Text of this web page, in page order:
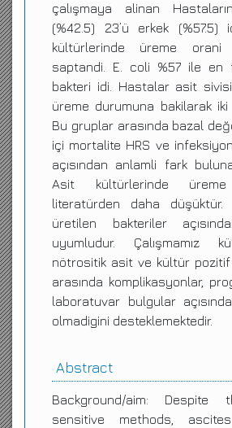
çalışmaya alinan
(%42.5) 23’ü erkek (%57.5)
kültürlerinde üreme
saptandi. E. coli %57 ile en
bakteri idi. Hastalar asit
üreme durumuna bakilarak iki
Bu gruplar arasında bazal
içi mortalite HRS ve
açısından anlamli fark
Asit kültürlerinde üreme
literatürden daha
üretilen bakteriler
uyumludur. Çalışmamız
nötrositik asit ve kültür pozitif
arasında komplikasyonlar,
laboratuvar bulgular
olmadigini desteklemektedir.
Abstract
Background/aim:
sensitive methods,